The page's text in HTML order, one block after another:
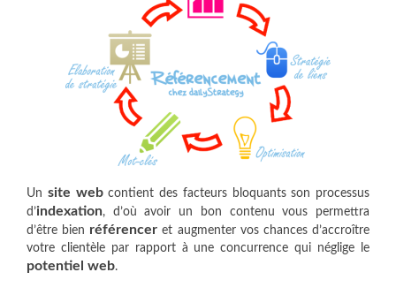
Un site webcontient des facteurs bloquants son processus
d’indexation, d’où avoir un bon contenu vous permettra
d’être bien référencer et augmenter vos chances d’accroître
votre clientèle par rapport à une concurrence qui néglige le
potentiel web.